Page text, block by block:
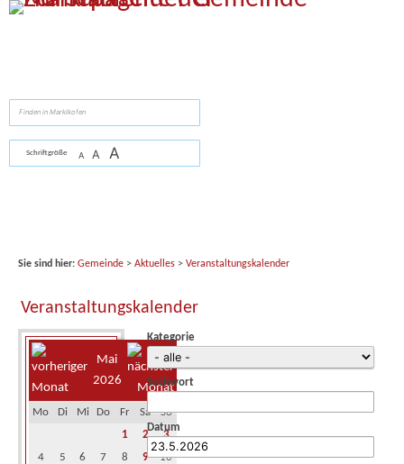
Zum Inhalt,zur Navigationoderzur Startseitespringen.
Schriftgröße A A A
Sie sind hier: Gemeinde> Aktuelles> Veranstaltungskalender
Veranstaltungskalender
Mai
2026
Mo Di Mi Do Fr Sa
So
1
2
3
4
5 6 7 8 9
10
Kategorie
Suchwort
Datum